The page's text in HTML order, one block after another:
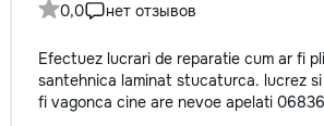
0,0
нет отзывов
Efectuez lucrari de reparatie cum ar fi
santehnica laminat stucaturca. lucrez
fi vagonca cine are nevoe apelati